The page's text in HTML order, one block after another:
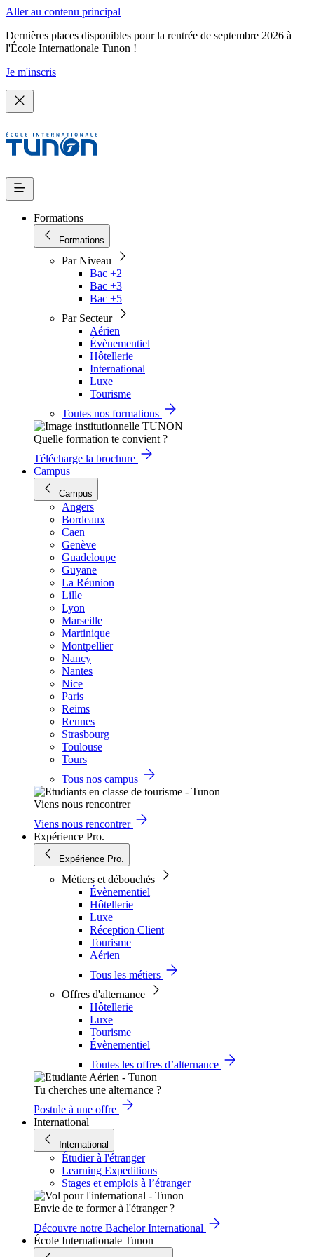
Aller au contenu principal
Dernières places disponibles pour la rentrée de septembre 2026 à
l'École Internationale Tunon !
Je m'inscris
Formations
Formations
Par Niveau
Bac +2
Bac +3
Bac +5
Par Secteur
Aérien
Évènementiel
Hôtellerie
International
Luxe
Tourisme
Toutes nos formations
Quelle formation te convient ?
Télécharge la brochure
Campus
Campus
Angers
Bordeaux
Caen
Genève
Guadeloupe
Guyane
La Réunion
Lille
Lyon
Marseille
Martinique
Montpellier
Nancy
Nantes
Nice
Paris
Reims
Rennes
Strasbourg
Toulouse
Tours
Tous nos campus
Viens nous rencontrer
Viens nous rencontrer
Expérience Pro.
Expérience Pro.
Métiers et débouchés
Évènementiel
Hôtellerie
Luxe
Réception Client
Tourisme
Aérien
Tous les métiers
Offres d'alternance
Hôtellerie
Luxe
Tourisme
Évènementiel
Toutes les offres d’alternance
Tu cherches une alternance ?
Postule à une offre
International
International
Étudier à l'étranger
Learning Expeditions
Stages et emplois à l’étranger
Envie de te former à l'étranger ?
Découvre notre Bachelor International
École Internationale Tunon